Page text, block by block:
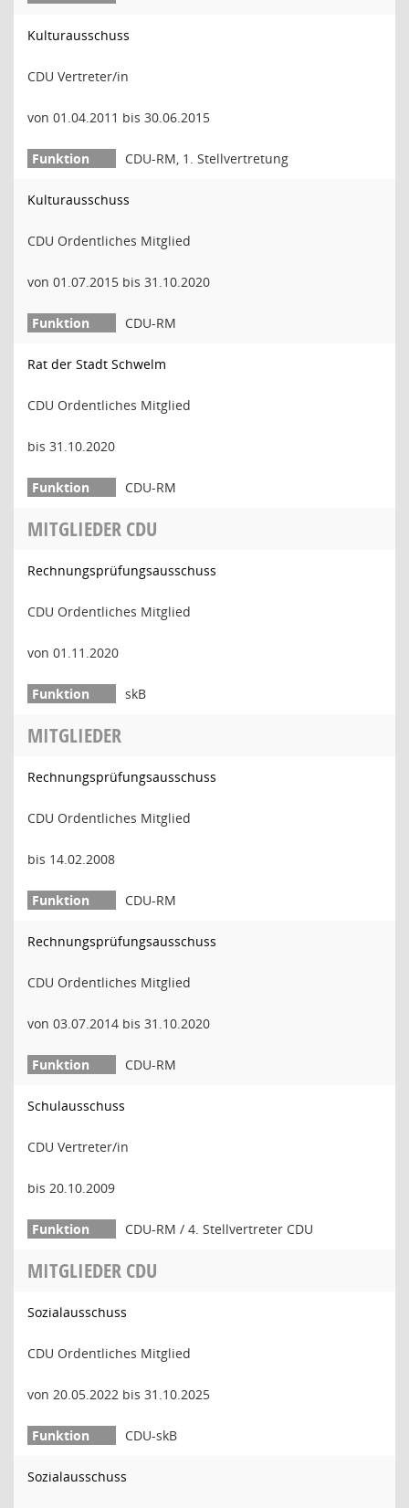
Kulturausschuss
CDU Vertreter/in
von 01.04.2011 bis 30.06.2015
CDU-RM, 1. Stellvertretung
Kulturausschuss
CDU Ordentliches Mitglied
von 01.07.2015 bis 31.10.2020
CDU-RM
Rat der Stadt Schwelm
CDU Ordentliches Mitglied
bis 31.10.2020
CDU-RM
MITGLIEDER CDU
Rechnungsprüfungsausschuss
CDU Ordentliches Mitglied
von 01.11.2020
skB
MITGLIEDER
Rechnungsprüfungsausschuss
CDU Ordentliches Mitglied
bis 14.02.2008
CDU-RM
Rechnungsprüfungsausschuss
CDU Ordentliches Mitglied
von 03.07.2014 bis 31.10.2020
CDU-RM
Schulausschuss
CDU Vertreter/in
bis 20.10.2009
CDU-RM / 4. Stellvertreter CDU
MITGLIEDER CDU
Sozialausschuss
CDU Ordentliches Mitglied
von 20.05.2022 bis 31.10.2025
CDU-skB
Sozialausschuss